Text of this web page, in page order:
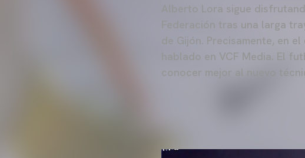
Alberto Lora sigue
Federación tras una larga
de Gijón. Precisamente, en
hablado en VCF Media. El
conocer mejor al nuevo